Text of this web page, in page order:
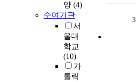
양 (4)
수여기관
서
울대
학교
(10)
가
톨릭
3